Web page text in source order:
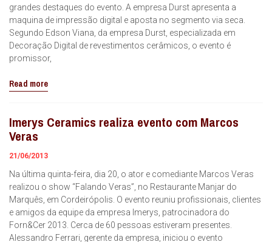
grandes destaques do evento. A empresa Durst apresenta a
maquina de impressão digital e aposta no segmento via seca.
Segundo Edson Viana, da empresa Durst, especializada em
Decoração Digital de revestimentos cerâmicos, o evento é
promissor,
Read more
Imerys Ceramics realiza evento com Marcos
Veras
21/06/2013
Na última quinta-feira, dia 20, o ator e comediante Marcos Veras
realizou o show “Falando Veras”, no Restaurante Manjar do
Marquês, em Cordeirópolis. O evento reuniu profissionais, clientes
e amigos da equipe da empresa Imerys, patrocinadora do
Forn&Cer 2013. Cerca de 60 pessoas estiveram presentes.
Alessandro Ferrari, gerente da empresa, iniciou o evento